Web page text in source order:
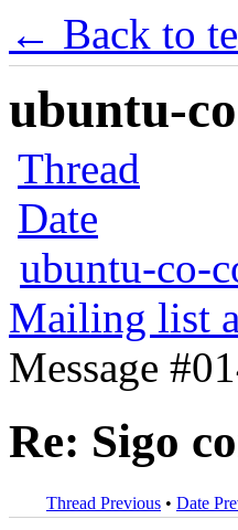
← Back to
ubuntu-
Thread
Date
ubuntu-co-
Mailing list
Message
Re: Sigo
Thread Previous • Date